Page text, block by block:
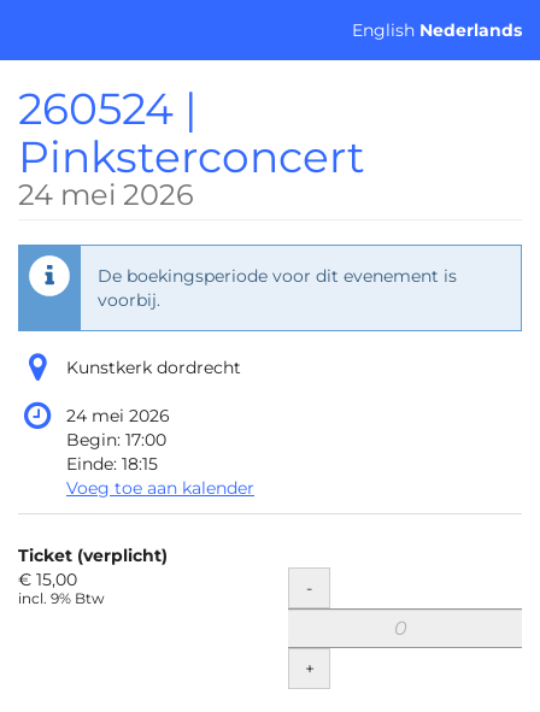
English Nederlands
260524 |
Pinksterconcert
24 mei 2026
De boekingsperiode voor dit evenement is
voorbij.
Kunstkerk dordrecht
24 mei 2026
Begin: 17:00
Einde: 18:15
Voeg toe aan kalender
Niet-
gecategoriseerde
Ticket (verplicht)
€ 15,00
incl. 9% Btw Hoeveelheid
-
+